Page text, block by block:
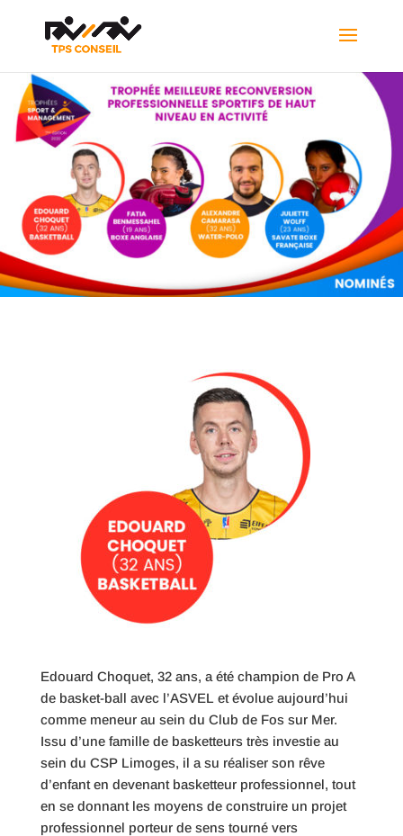
Edouard Choquet, 32 ans, a été champion de Pro A
de basket-ball avec l’ASVEL et évolue aujourd’hui
comme meneur au sein du Club de Fos sur Mer.
Issu d’une famille de basketteurs très investie au
sein du CSP Limoges, il a su réaliser son rêve
d’enfant en devenant basketteur professionnel, tout
en se donnant les moyens de construire un projet
professionnel porteur de sens tourné vers